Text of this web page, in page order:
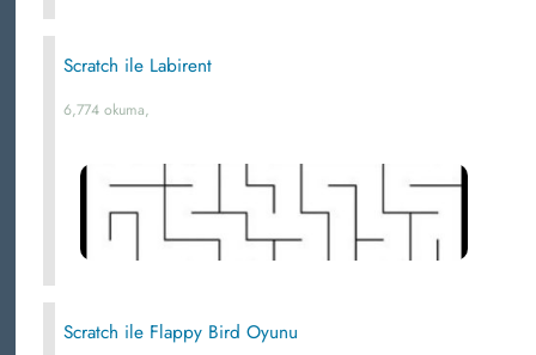
Scratch ile Labirent
6,774 okuma,
Scratch ile Flappy Bird Oyunu